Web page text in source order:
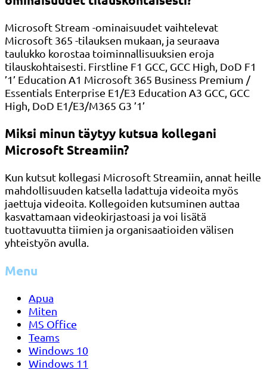
Microsoft Stream -ominaisuudet vaihtelevat
Microsoft 365 -tilauksen mukaan, ja seuraava
taulukko korostaa toiminnallisuuksien eroja
tilauskohtaisesti. Firstline F1 GCC, GCC High, DoD F1
’1’ Education A1 Microsoft 365 Business Premium /
Essentials Enterprise E1/E3 Education A3 GCC, GCC
High, DoD E1/E3/M365 G3 ’1’
Miksi minun täytyy kutsua kollegani
Microsoft Streamiin?
Kun kutsut kollegasi Microsoft Streamiin, annat heille
mahdollisuuden katsella ladattuja videoita myös
jaettuja videoita. Kollegoiden kutsuminen auttaa
kasvattamaan videokirjastoasi ja voi lisätä
tuottavuutta tiimien ja organisaatioiden välisen
yhteistyön avulla.
Menu
Apua
Miten
MS Office
Teams
Windows 10
Windows 11